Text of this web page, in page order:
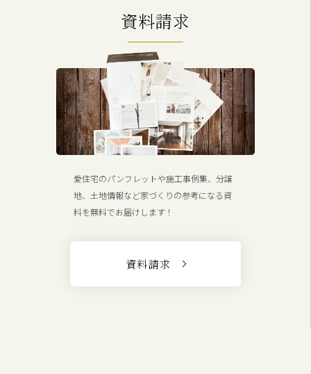
資料請求
愛住宅のパンフレットや施工事例集、分譲
地、土地情報など家づくりの参考になる資
料を無料でお届けします！
資料請求